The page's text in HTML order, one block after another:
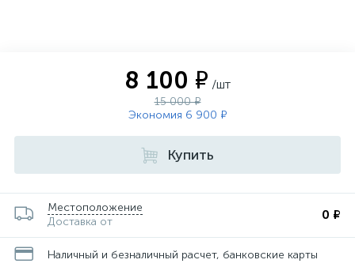
8 100 ₽ /шт
15 000 ₽
Экономия 6 900 ₽
Купить
Местоположение
Доставка от
0 ₽
Наличный и безналичный расчет, банковские карты